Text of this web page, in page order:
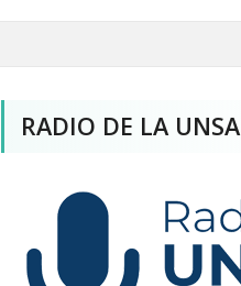
RADIO DE LA UNSA